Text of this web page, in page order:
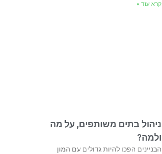
קרא עוד »
ניהול בתים משותפים, על מה
ולמה?
הבניינים הפכו להיות גדולים עם המון